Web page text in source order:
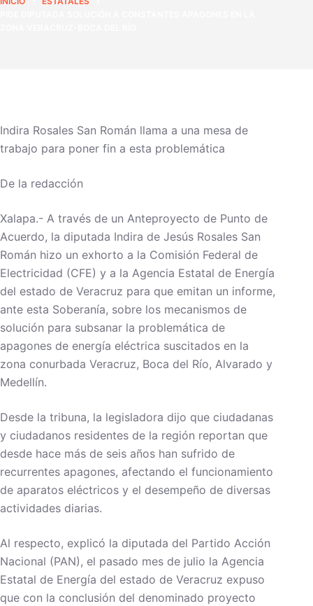
Indira Rosales San Román llama a una mesa de
trabajo para poner fin a esta problemática
De la redacción
Xalapa.- A través de un Anteproyecto de Punto de
Acuerdo, la diputada Indira de Jesús Rosales San
Román hizo un exhorto a la Comisión Federal de
Electricidad (CFE) y a la Agencia Estatal de Energía
del estado de Veracruz para que emitan un informe,
ante esta Soberanía, sobre los mecanismos de
solución para subsanar la problemática de
apagones de energía eléctrica suscitados en la
zona conurbada Veracruz, Boca del Río, Alvarado y
Medellín.
Desde la tribuna, la legisladora dijo que ciudadanas
y ciudadanos residentes de la región reportan que
desde hace más de seis años han sufrido de
recurrentes apagones, afectando el funcionamiento
de aparatos eléctricos y el desempeño de diversas
actividades diarias.
Al respecto, explicó la diputada del Partido Acción
Nacional (PAN), el pasado mes de julio la Agencia
Estatal de Energía del estado de Veracruz expuso
que con la conclusión del denominado proyecto